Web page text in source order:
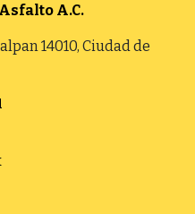
A.C.
14010, Ciudad de